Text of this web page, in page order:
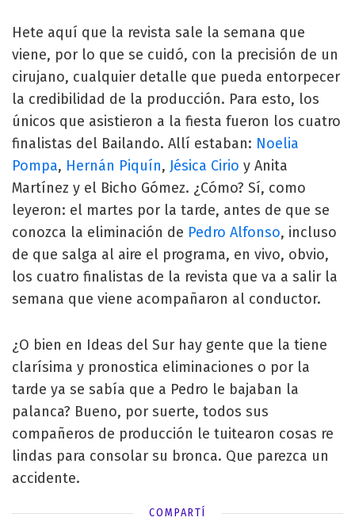
Hete aquí que la revista sale la semana que
viene, por lo que se cuidó, con la precisión de un
cirujano, cualquier detalle que pueda entorpecer
la credibilidad de la producción. Para esto, los
únicos que asistieron a la fiesta fueron los cuatro
finalistas del Bailando. Allí estaban: Noelia
Pompa, Hernán Piquín, Jésica Cirio y Anita
Martínez y el Bicho Gómez. ¿Cómo? Sí, como
leyeron: el martes por la tarde, antes de que se
conozca la eliminación de Pedro Alfonso, incluso
de que salga al aire el programa, en vivo, obvio,
los cuatro finalistas de la revista que va a salir la
semana que viene acompañaron al conductor.
¿O bien en Ideas del Sur hay gente que la tiene
clarísima y pronostica eliminaciones o por la
tarde ya se sabía que a Pedro le bajaban la
palanca? Bueno, por suerte, todos sus
compañeros de producción le tuitearon cosas re
lindas para consolar su bronca. Que parezca un
accidente.
COMPARTÍ